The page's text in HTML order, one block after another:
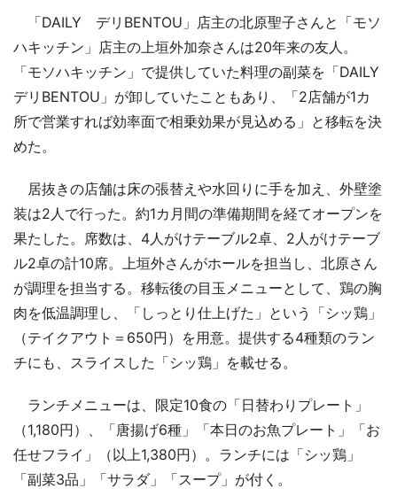
「DAILY デリBENTOU」店主の北原聖子さんと「モソ
ハキッチン」店主の上垣外加奈さんは20年来の友人。
「モソハキッチン」で提供していた料理の副菜を「DAILY
デリBENTOU」が卸していたこともあり、「2店舗が1カ
所で営業すれば効率面で相乗効果が見込める」と移転を決
めた。
居抜きの店舗は床の張替えや水回りに手を加え、外壁塗
装は2人で行った。約1カ月間の準備期間を経てオープンを
果たした。席数は、4人がけテーブル2卓、2人がけテーブ
ル2卓の計10席。上垣外さんがホールを担当し、北原さん
が調理を担当する。移転後の目玉メニューとして、鶏の胸
肉を低温調理し、「しっとり仕上げた」という「シッ鶏」
（テイクアウト＝650円）を用意。提供する4種類のラン
チにも、スライスした「シッ鶏」を載せる。
ランチメニューは、限定10食の「日替わりプレート」
（1,180円）、「唐揚げ6種」「本日のお魚プレート」「お
任せフライ」（以上1,380円）。ランチには「シッ鶏」
「副菜3品」「サラダ」「スープ」が付く。